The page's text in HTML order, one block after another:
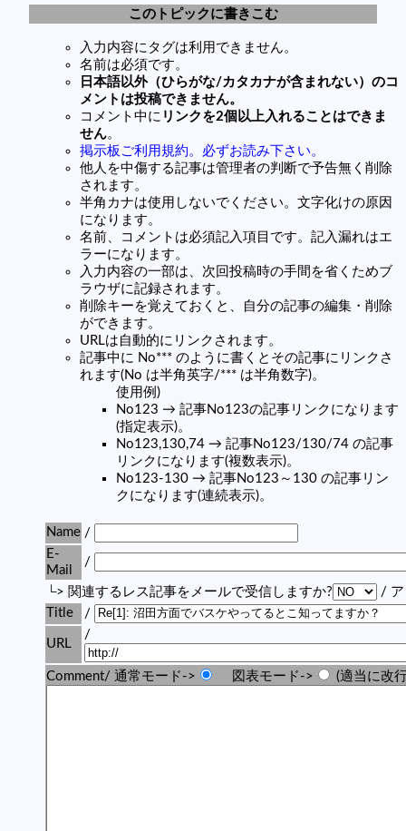
このトピックに書きこむ
入力内容にタグは利用できません。
名前は必須です。
日本語以外（ひらがな/カタカナが含まれない）のコ
メントは投稿できません。
コメント中に リンクを2個以上入れることはできま
せん。
掲示板ご利用規約。必ずお読み下さい。
他人を中傷する記事は管理者の判断で予告無く削除
されます。
半角カナは使用しないでください。文字化けの原因
になります。
名前、コメントは必須記入項目です。記入漏れはエ
ラーになります。
入力内容の一部は、次回投稿時の手間を省くためブ
ラウザに記録されます。
削除キーを覚えておくと、自分の記事の編集・削除
ができます。
URLは自動的にリンクされます。
記事中に No*** のように書くとその記事にリンクさ
れます(No は半角英字/*** は半角数字)。
使用例)
No123 → 記事No123の記事リンクになります
(指定表示)。
No123,130,74 → 記事No123/130/74 の記事
リンクになります(複数表示)。
No123-130 → 記事No123～130 の記事リン
クになります(連続表示)。
Name /
E-
Mail
/
└> 関連するレス記事をメールで受信しますか?
/ ア
Title
/
URL
/
Comment/ 通常モード-> 図表モード-> (適当に改